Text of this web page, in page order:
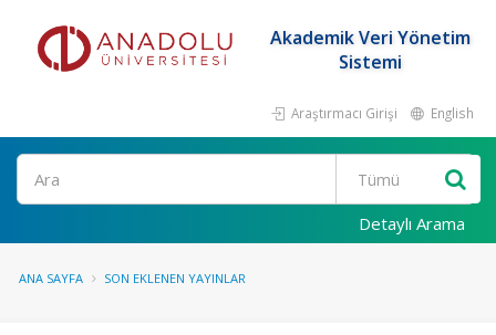
Akademik Veri Yönetim
Sistemi
Araştırmacı Girişi English
Ara
Detaylı Arama
ANA SAYFA SON EKLENEN YAYINLAR